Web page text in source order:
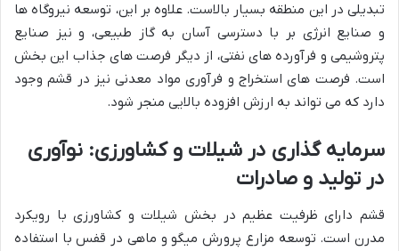
تبدیلی در این منطقه بسیار بالاست. علاوه بر این، توسعه نیروگاه ها
و صنایع انرژی بر با دسترسی آسان به گاز طبیعی، و نیز صنایع
پتروشیمی و فرآورده های نفتی، از دیگر فرصت های جذاب این بخش
است. فرصت های استخراج و فرآوری مواد معدنی نیز در قشم وجود
دارد که می تواند به ارزش افزوده بالایی منجر شود.
سرمایه گذاری در شیلات و کشاورزی: نوآوری
در تولید و صادرات
قشم دارای ظرفیت عظیم در بخش شیلات و کشاورزی با رویکرد
مدرن است. توسعه مزارع پرورش میگو و ماهی در قفس با استفاده